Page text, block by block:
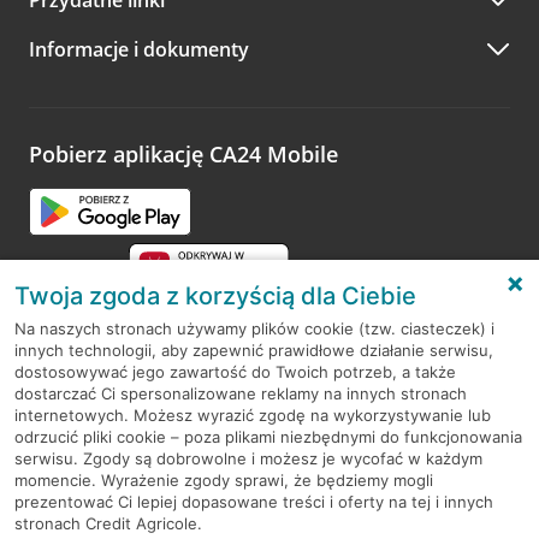
A po wizycie…
Zachęcamy do podzielenia się z nami opinią o wizycie.
opinie.
Informacje i dokumenty
Pobierz aplikację CA24 Mobile
RODO
Regulamin serwisu
Mapa serwisu
PolitykaCookies
Twoja zgoda z korzyścią dla Ciebie
Na naszych stronach używamy plików cookie (tzw. ciasteczek) i
innych technologii, aby zapewnić prawidłowe działanie serwisu,
dostosowywać jego zawartość do Twoich potrzeb, a także
dostarczać Ci spersonalizowane reklamy na innych stronach
internetowych. Możesz wyrazić zgodę na wykorzystywanie lub
odrzucić pliki cookie – poza plikami niezbędnymi do funkcjonowania
serwisu. Zgody są dobrowolne i możesz je wycofać w każdym
momencie. Wyrażenie zgody sprawi, że będziemy mogli
prezentować Ci lepiej dopasowane treści i oferty na tej i innych
stronach Credit Agricole.